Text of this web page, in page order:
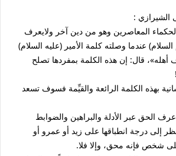
الشيرازي :
المعاصرين وهو من دين آخر ولايعرف
السلام) عندما وصلته كلمة الأمير (عليه السلام)
قال: إن هذه الكلمة بمفردها تصلح
بهذه الكلمة الرائعة والقيِّمة فسوف تسعد
الحق عبر الأدلة والبراهين والضوابط
إلى درجة انطباقها على زيد أو عمرو أو
شخص فإنه محق، وإلا فلا.